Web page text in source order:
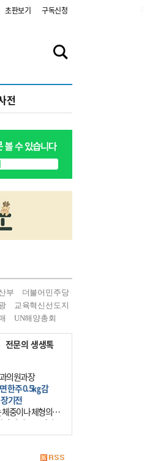
초판보기 구독신청
전
부
더불어민주당
교육혁신선도지
UN해양총회
전문의 생생톡
의원과장
한주 0.5㎏ 감
기전
중이나 체형의 문
의 질병으로 인지
해야 한다. 세계